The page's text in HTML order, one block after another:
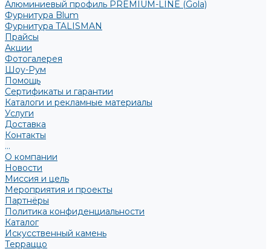
Алюминиевый профиль PREMIUM-LINE (Gola)
Фурнитура Blum
Фурнитура TALISMAN
Прайсы
Акции
Фотогалерея
Шоу-Рум
Помощь
Сертификаты и гарантии
Каталоги и рекламные материалы
Услуги
Доставка
Контакты
...
О компании
Новости
Миссия и цель
Мероприятия и проекты
Партнёры
Политика конфиденциальности
Каталог
Искусственный камень
Терраццо